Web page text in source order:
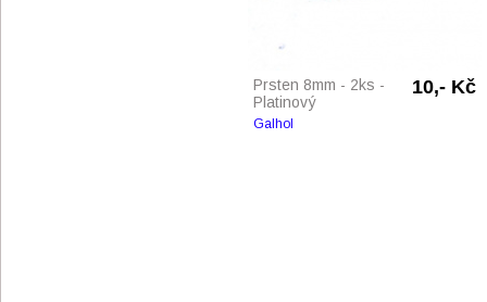
Prsten 8mm - 2ks -
Platinový
10,- Kč
Galhol